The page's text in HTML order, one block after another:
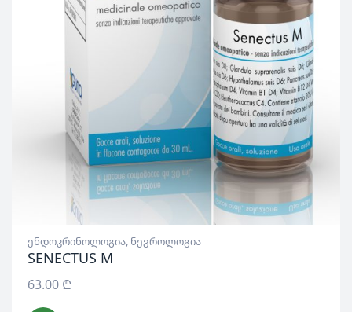
ენდოკრინოლოგია ნევროლოგია
SENECTUS M
63.00 ₾